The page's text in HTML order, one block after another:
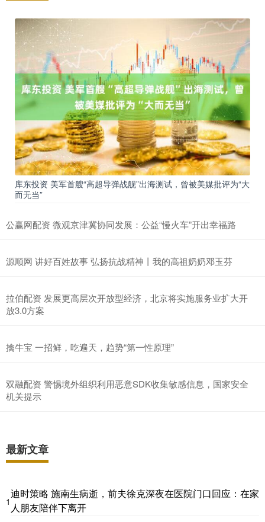
库东投资 美军首艘“高超导弹战舰”出海测试，曾被美媒批评为“大
而无当”
公赢网配资 微观京津冀协同发展：公益“慢火车”开出幸福路
源顺网 讲好百姓故事 弘扬抗战精神丨我的高祖奶奶邓玉芬
拉伯配资 发展更高层次开放型经济，北京将实施服务业扩大开
放3.0方案
擒牛宝 一招鲜，吃遍天，趋势“第一性原理”
双融配资 警惕境外组织利用恶意SDK收集敏感信息，国家安全
机关提示
最新文章
1
迪时策略 施南生病逝，前夫徐克深夜在医院门口回应：在家
人朋友陪伴下离开